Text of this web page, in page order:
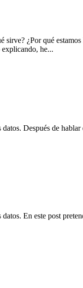
¿Por qué
he...
Después de
En este post